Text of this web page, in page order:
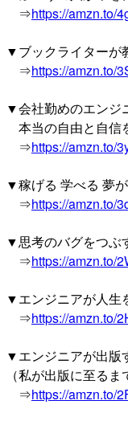
⇒https://amzn.to/
▼ブックライターが
⇒https://amzn.to/
▼会社勤めのエンジ
本当の自由と自信
⇒https://amzn.to/
▼稼げる 学べる 夢
⇒https://amzn.to/
▼思考のバグをつ
⇒https://amzn.to/
▼エンジニアが人生
⇒https://amzn.to/
▼エンジニアが出版
（私が出版に至る
⇒https://amzn.to/